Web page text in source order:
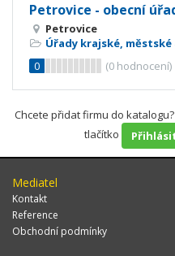
Petrovice - obecní
Petrovice
Úřady krajské,
0
(0 hodnocení)
Chcete přidat firmu do katalogu?
tlačítko
Mediatel
Kontakt
Reference
Obchodní podmínky